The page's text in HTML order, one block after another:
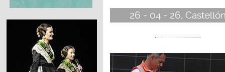
26 - 04 - 26,